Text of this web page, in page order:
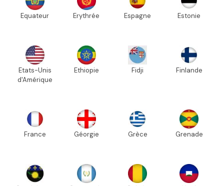
Equateur Erythrée Espagne Estonie
Etats-Unis
d'Amérique
Ethiopie Fidji Finlande
France Géorgie Grèce Grenade